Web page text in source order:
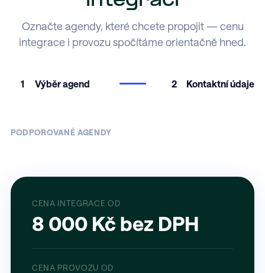
Označte agendy, které chcete propojit — cenu
integrace i provozu spočítáme orientačně hned.
1 Výběr agend 2 Kontaktní údaje
PODPOROVANÉ AGENDY
CENA INTEGRACE OD
8 000 Kč bez DPH
CENA PROVOZU OD